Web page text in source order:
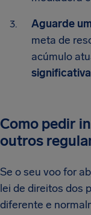
Aguarde
meta de
acúmulo
Como pedir
outros
Se o seu voo for
lei de direitos dos
diferente e